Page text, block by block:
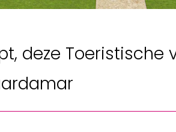
deze Toeristische